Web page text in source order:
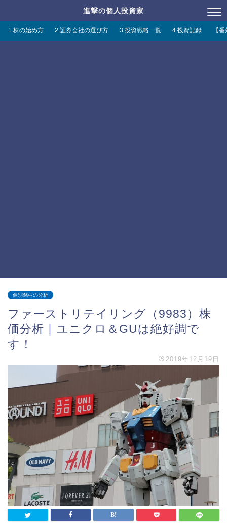
進撃の個人投資家
1.株の始め方 2.証券会社の選び方 3.投資戦略一覧 4.投資記録 【
個別銘柄の分析
ファーストリテイリング（9983）株
価分析｜ユニクロ＆GUは絶好調で
す！
2019年12月19日